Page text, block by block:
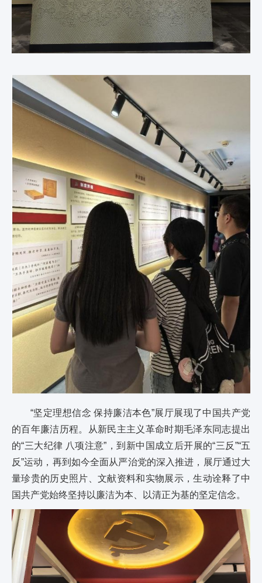
“坚定理想信念 保持廉洁本色”展厅展现了中国共产党
的百年廉洁历程。从新民主主义革命时期毛泽东同志提出
的“三大纪律 八项注意”，到新中国成立后开展的“三反”“五
反”运动，再到如今全面从严治党的深入推进，展厅通过大
量珍贵的历史照片、文献资料和实物展示，生动诠释了中
国共产党始终坚持以廉洁为本、以清正为基的坚定信念。